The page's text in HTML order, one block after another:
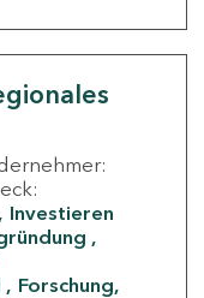
Investieren
Forschung,